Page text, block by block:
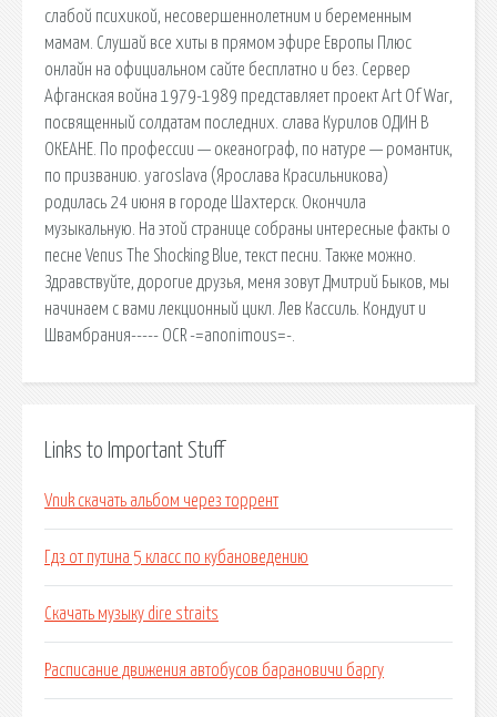
слабой психикой, несовершеннолетним и беременным
мамам. Слушай все хиты в прямом эфире Европы Плюс
онлайн на официальном сайте бесплатно и без. Сервер
Афганская война 1979-1989 представляет проект Art Of War,
посвященный солдатам последних. cлава Курилов ОДИН В
ОКЕАНЕ. По профессии — океанограф, по натуре — романтик,
по призванию. yaroslava (Ярослава Красильникова)
родилась 24 июня в городе Шахтерск. Окончила
музыкальную. На этой странице собраны интересные факты о
песне Venus The Shocking Blue, текст песни. Также можно.
Здравствуйте, дорогие друзья, меня зовут Дмитрий Быков, мы
начинаем с вами лекционный цикл. Лев Кассиль. Кондуит и
Швамбрания----- OCR -=anonimous=-.
Links to Important Stuff
Vnuk скачать альбом через торрент
Гдз от путина 5 класс по кубановедению
Скачать музыку dire straits
Расписание движения автобусов барановичи баргу